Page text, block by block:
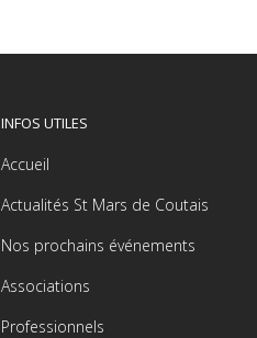
INFOS UTILES
Accueil
Actualités St Mars de Coutais
Nos prochains événements
Associations
Professionnels